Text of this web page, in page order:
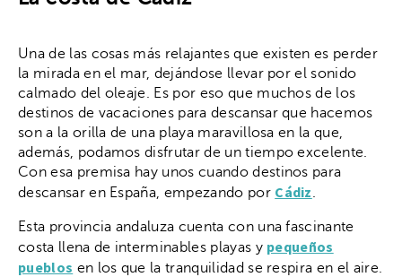
Una de las cosas más relajantes que existen es perder
la mirada en el mar, dejándose llevar por el sonido
calmado del oleaje. Es por eso que muchos de los
destinos de vacaciones para descansar que hacemos
son a la orilla de una playa maravillosa en la que,
además, podamos disfrutar de un tiempo excelente.
Con esa premisa hay unos cuando destinos para
descansar en España, empezando por Cádiz.
Esta provincia andaluza cuenta con una fascinante
costa llena de interminables playas y pequeños
pueblos en los que la tranquilidad se respira en el aire.